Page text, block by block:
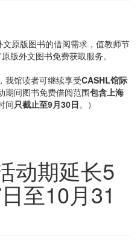
原版图书的借阅需求，值教师节
版外文图书免费获取服务。
，我馆读者可继续享受CASHL馆际
期间图书免费借阅范围包含上海
间只截止至9月30日。）
动期延长5
至10月31